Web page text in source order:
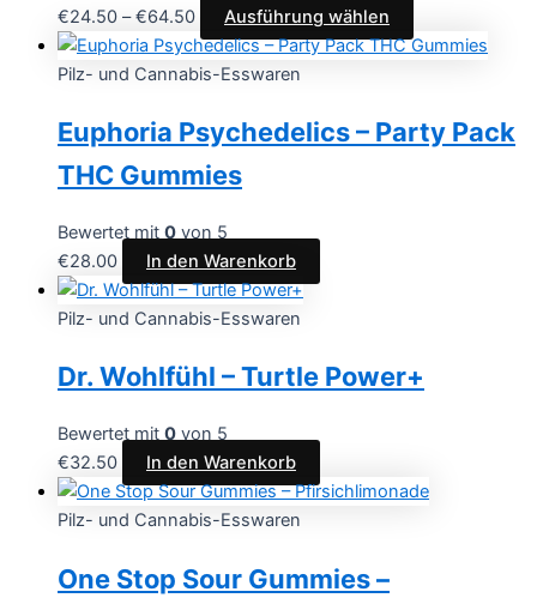
€24.50 –€64.50 Ausführung wählen
Pilz- und Cannabis-Esswaren
Euphoria Psychedelics – Party Pack
THC Gummies
Bewertet mit 0 von 5
€28.00 In den Warenkorb
Pilz- und Cannabis-Esswaren
Dr. Wohlfühl – Turtle Power+
Bewertet mit 0 von 5
€32.50 In den Warenkorb
Pilz- und Cannabis-Esswaren
One Stop Sour Gummies –